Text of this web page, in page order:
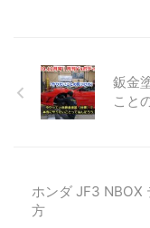
ンパー取り外し ▲フロ
ンパーを取り外して
MODELLISTAのリップ
した。 ▲とりあえず
を複数回してあったため
鈑金
こと
ホンダ JF3 NBOX
方